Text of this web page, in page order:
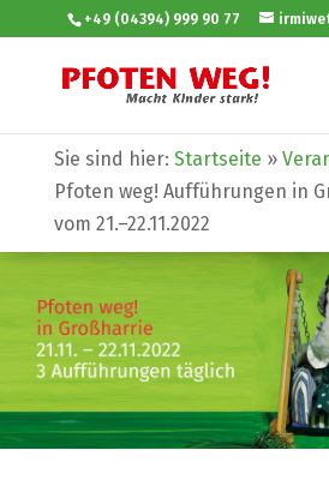
+49 (04394) 999 90 77
Sie sind hier: Startseite »
Pfoten weg! Aufführungen in
vom 21.–22.11.2022